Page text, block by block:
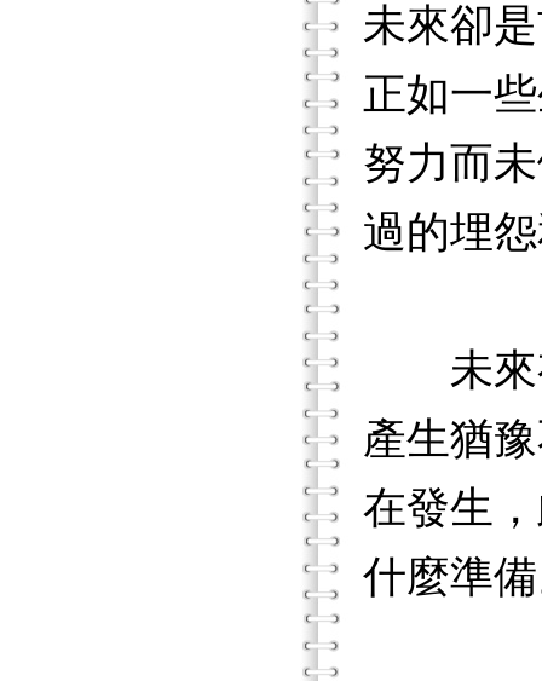
未來卻
正如一
努力而
過的埋
未來有
產生猶
在發生
什麼準